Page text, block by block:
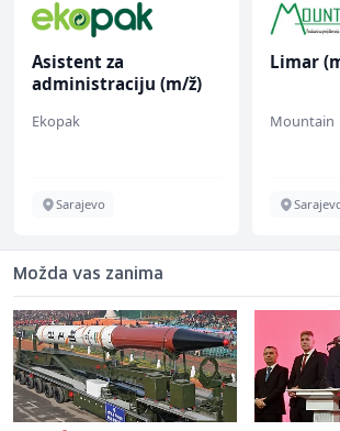
Asistent za
administraciju (m/ž)
Ekopak
Sarajevo
Limar
Mountain
Možda vas zanima